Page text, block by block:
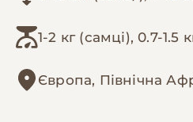
1-2 кг (самці), 0.7-1.5
Європа, Північна